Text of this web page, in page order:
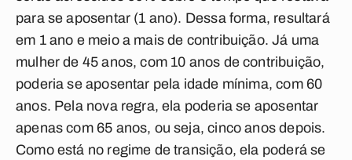
para se aposentar (1 ano). Dessa forma, resultará
em 1 ano e meio a mais de contribuição. Já uma
mulher de 45 anos, com 10 anos de contribuição,
poderia se aposentar pela idade mínima, com 60
anos. Pela nova regra, ela poderia se aposentar
apenas com 65 anos, ou seja, cinco anos depois.
Como está no regime de transição, ela poderá se